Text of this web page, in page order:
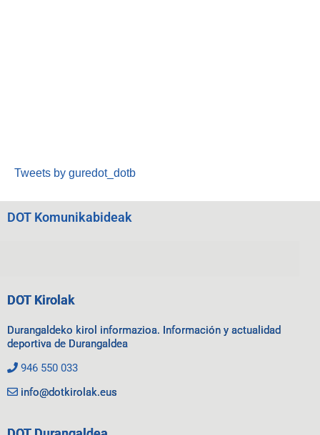
Tweets by guredot_dotb
DOT Komunikabideak
DOT Kirolak
Durangaldeko kirol informazioa. Información y actualidad
deportiva de Durangaldea
946 550 033
info@dotkirolak.eus